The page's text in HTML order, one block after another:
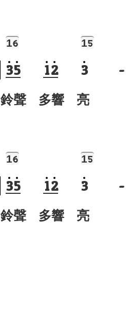
16 15
35 12 3 -
鈴聲 多響 亮
16 15
35 12 3 -
鈴聲 多響 亮